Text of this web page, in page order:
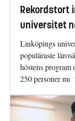
Rekordstort
universitet
Linköpings
populäraste
höstens program
250 personer nu